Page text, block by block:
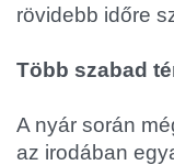
rövidebb időre
Több szabad
A nyár során
az irodában